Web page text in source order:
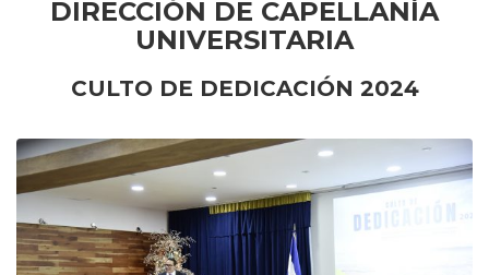
DIRECCIÓN DE CAPELLANÍA
UNIVERSITARIA
CULTO DE DEDICACIÓN 2024